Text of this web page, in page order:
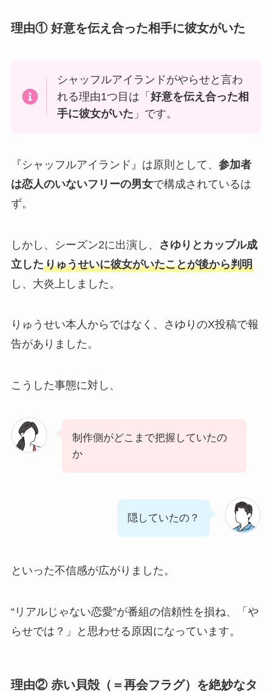
理由① 好意を伝え合った相手に彼女がいた
シャッフルアイランドがやらせと言わ
れる理由1つ目は「好意を伝え合った相
手に彼女がいた 」です。
『シャッフルアイランド』は原則として、 参加者
は恋人のいないフリーの男女で構成されているは
ず。
しかし、シーズン2に出演し、
さゆりとカップル成
立したりゅうせいに彼女がいたことが後から判明
し、大炎上しました。
りゅうせい本人からではなく、さゆりのX投稿で報
告がありました。
こうした事態に対し、
制作側がどこまで把握していたの
か
隠していたの？
といった不信感が広がりました。
“リアルじゃない恋愛”が番組の信頼性を損ね、「や
らせでは？」と思わせる原因になっています。
理由② 赤い貝殻（＝再会フラグ）を絶妙なタ